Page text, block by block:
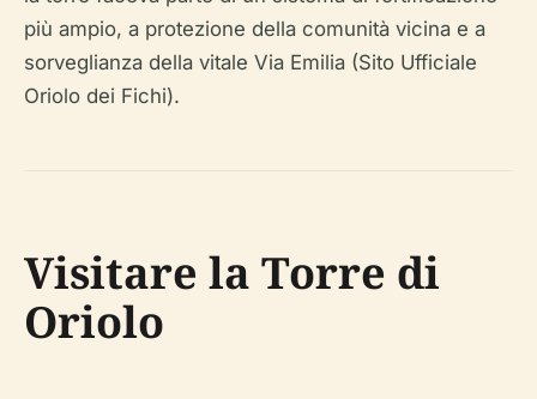
più ampio, a protezione della comunità vicina e a
sorveglianza della vitale Via Emilia (Sito Ufficiale
Oriolo dei Fichi).
Visitare la Torre di
Oriolo